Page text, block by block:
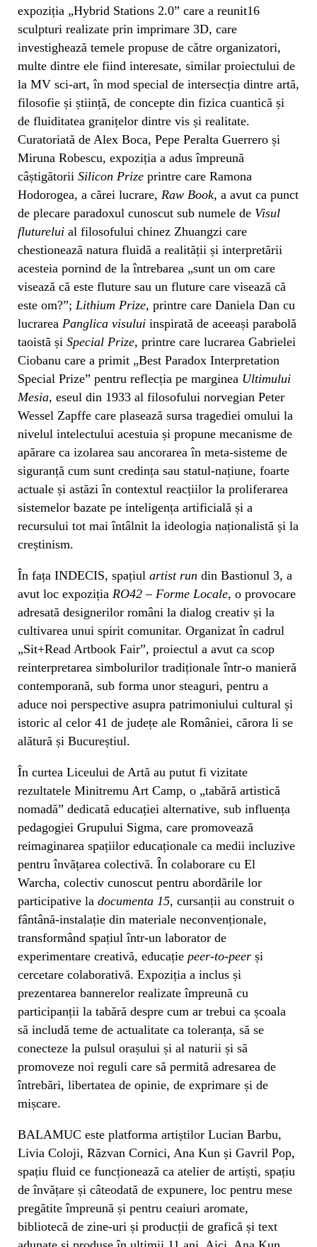
expoziția „Hybrid Stations 2.0” care a reunit16
sculpturi realizate prin imprimare 3D, care
investighează temele propuse de către organizatori,
multe dintre ele fiind interesate, similar proiectului de
la MV sci-art, în mod special de intersecția dintre artă,
filosofie și știință, de concepte din fizica cuantică și
de fluiditatea granițelor dintre vis și realitate.
Curatoriată de Alex Boca, Pepe Peralta Guerrero și
Miruna Robescu, expoziția a adus împreună
câștigătorii Silicon Prize printre care Ramona
Hodorogea, a cărei lucrare, Raw Book, a avut ca punct
de plecare paradoxul cunoscut sub numele de Visul
fluturelui al filosofului chinez Zhuangzi care
chestionează natura fluidă a realității și interpretării
acesteia pornind de la întrebarea „sunt un om care
visează că este fluture sau un fluture care visează că
este om?”; Lithium Prize, printre care Daniela Dan cu
lucrarea Panglica visului inspirată de aceeași parabolă
taoistă și Special Prize, printre care lucrarea Gabrielei
Ciobanu care a primit „Best Paradox Interpretation
Special Prize” pentru reflecția pe marginea Ultimului
Mesia, eseul din 1933 al filosofului norvegian Peter
Wessel Zapffe care plasează sursa tragediei omului la
nivelul intelectului acestuia și propune mecanisme de
apărare ca izolarea sau ancorarea în meta-sisteme de
siguranță cum sunt credința sau statul-națiune, foarte
actuale și astăzi în contextul reacțiilor la proliferarea
sistemelor bazate pe inteligența artificială și a
recursului tot mai întâlnit la ideologia naționalistă și la
creștinism.
În fața INDECIS, spațiul artist run din Bastionul 3, a
avut loc expoziția RO42 – Forme Locale, o provocare
adresată designerilor români la dialog creativ și la
cultivarea unui spirit comunitar. Organizat în cadrul
„Sit+Read Artbook Fair”, proiectul a avut ca scop
reinterpretarea simbolurilor tradiționale într-o manieră
contemporană, sub forma unor steaguri, pentru a
aduce noi perspective asupra patrimoniului cultural și
istoric al celor 41 de județe ale României, cărora li se
alătură și Bucureștiul.
În curtea Liceului de Artă au putut fi vizitate
rezultatele Minitremu Art Camp, o „tabără artistică
nomadă” dedicată educației alternative, sub influența
pedagogiei Grupului Sigma, care promovează
reimaginarea spațiilor educaționale ca medii incluzive
pentru învățarea colectivă. În colaborare cu El
Warcha, colectiv cunoscut pentru abordările lor
participative la documenta 15, cursanții au construit o
fântână-instalație din materiale neconvenționale,
transformând spațiul într-un laborator de
experimentare creativă, educație peer-to-peer și
cercetare colaborativă. Expoziția a inclus și
prezentarea bannerelor realizate împreună cu
participanții la tabără despre cum ar trebui ca școala
să includă teme de actualitate ca toleranța, să se
conecteze la pulsul orașului și al naturii și să
promoveze noi reguli care să permită adresarea de
întrebări, libertatea de opinie, de exprimare și de
mișcare.
BALAMUC este platforma artiștilor Lucian Barbu,
Livia Coloji, Răzvan Cornici, Ana Kun și Gavril Pop,
spațiu fluid ce funcționează ca atelier de artiști, spațiu
de învățare și câteodată de expunere, loc pentru mese
pregătite împreună și pentru ceaiuri aromate,
bibliotecă de zine-uri și producții de grafică și text